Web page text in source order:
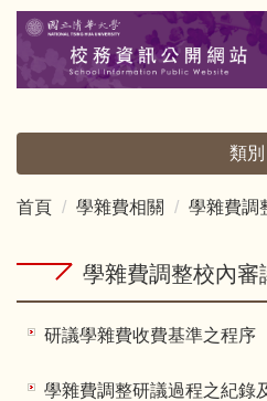
跳
區
類別
類別
校務資訊
財務資訊
學雜費相關
首頁 學雜費相關 學雜費調
學雜費調整校內審
研議學雜費收費基準之程序
學雜費調整研議過程之紀錄